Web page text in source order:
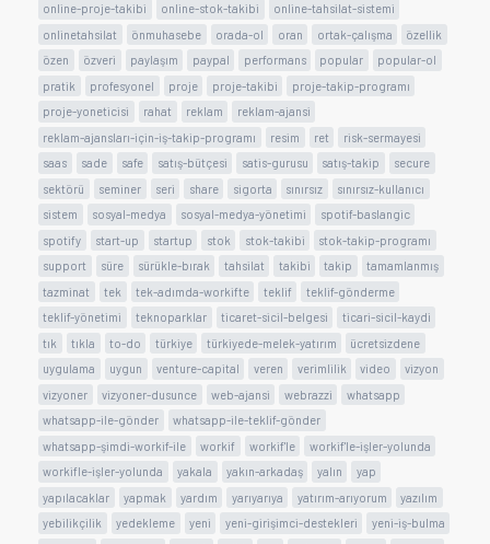
online-proje-takibi
online-stok-takibi
online-tahsilat-sistemi
onlinetahsilat
önmuhasebe orada-ol oran ortak-çalışma
özellik
özen
özveri paylaşım paypal performans popular
popular-ol
pratik
profesyonel proje proje-takibi
proje-takip-programı
proje-yoneticisi
rahat reklam
reklam-ajansi
reklam-ajansları-için-iş-takip-programı
resim ret
risk-sermayesi
saas
sade safe satış-bütçesi satis-gurusu satış-takip
secure
sektörü
seminer seri share sigorta sınırsız
sınırsız-kullanıcı
sistem
sosyal-medya sosyal-medya-yönetimi
spotif-baslangic
spotify
start-up startup stok stok-takibi
stok-takip-programı
support
süre sürükle-bırak tahsilat takibi takip
tamamlanmış
tazminat
tek tek-adımda-workifte teklif
teklif-gönderme
teklif-yönetimi
teknoparklar ticaret-sicil-belgesi
ticari-sicil-kaydi
tık
tıkla to-do türkiye türkiyede-melek-yatırım
ücretsizdene
uygulama
uygun venture-capital veren verimlilik video
vizyon
vizyoner
vizyoner-dusunce web-ajansi webrazzi
whatsapp
whatsapp-ile-gönder
whatsapp-ile-teklif-gönder
whatsapp-şimdi-workif-ile
workif workif'le
workif'le-işler-yolunda
workifle-işler-yolunda
yakala yakın-arkadaş yalın
yap
yapılacaklar
yapmak yardım yarıyarıya yatırım-arıyorum
yazılım
yebilikçilik
yedekleme yeni yeni-girişimci-destekleri
yeni-iş-bulma